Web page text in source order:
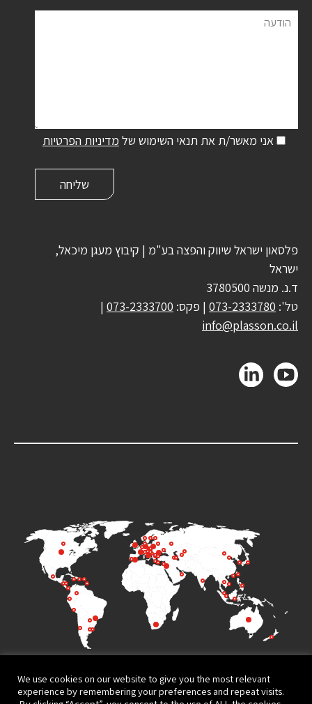
הודעה
אני מאשר/ת את תנאי השימוש של מדיניות הפרטיות
פלסאון ישראל שיווק והפצה בע"מ | קיבוץ מעגן מיכאל,
ישראל
ד.נ. מנשה 3780500
טל': 073-2333780 | פקס: 073-2333700
|
info@plasson.co.il
We use cookies on our website to give you the most relevant
experience by remembering your preferences and repeat visits.